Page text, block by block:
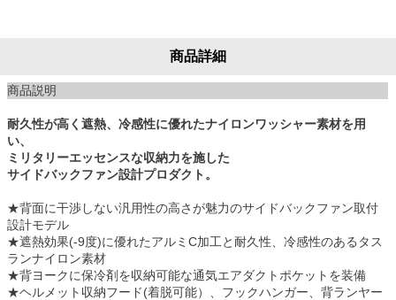
商品詳細
商品説明
耐久性が高く遮熱、冷感性に優れたナイロンワッシャー素材を用
い、
ミリタリーエッセンスな収納力を施した
サイドバックファン設計プロダクト。
★背面に干渉しない汎用性の高さが魅力のサイドバックファン取付
設計モデル
★遮熱効果(-9度)に優れたアルミC加工と耐久性、冷感性のあるタス
ランナイロン素材
★背ヨークに保冷剤を収納可能な通気エアダクトポケットを装備
★ヘルメット収納フード(着脱可能）、フックハンガー、背ランヤー